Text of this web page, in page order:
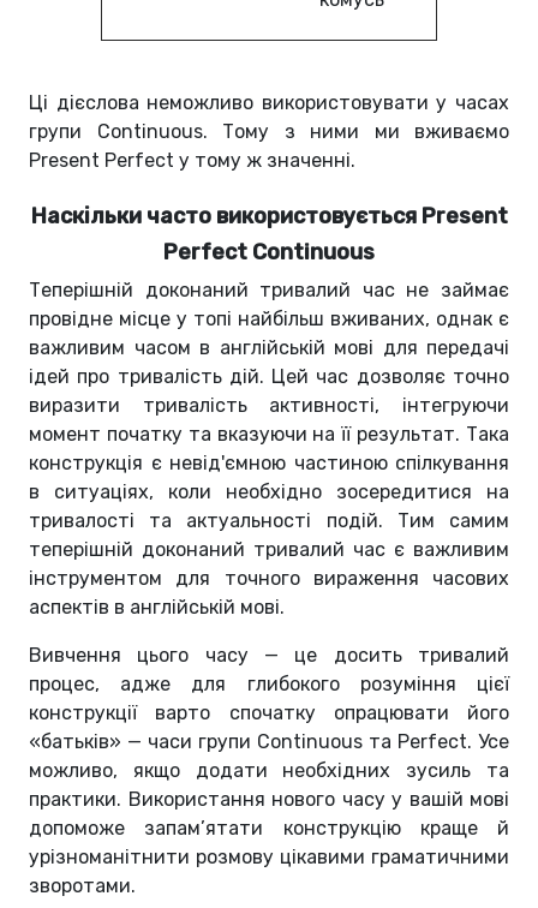
Ці дієслова неможливо використовувати у часах
групи Continuous. Тому з ними ми вживаємо
Present Perfect у тому ж значенні.
Наскільки часто використовується Present
Perfect Continuous
Теперішній доконаний тривалий час не займає
провідне місце у топі найбільш вживаних, однак є
важливим часом в англійській мові для передачі
ідей про тривалість дій. Цей час дозволяє точно
виразити тривалість активності, інтегруючи
момент початку та вказуючи на її результат. Така
конструкція є невід'ємною частиною спілкування
в ситуаціях, коли необхідно зосередитися на
тривалості та актуальності подій. Тим самим
теперішній доконаний тривалий час є важливим
інструментом для точного вираження часових
аспектів в англійській мові.
Вивчення цього часу — це досить тривалий
процес, адже для глибокого розуміння цієї
конструкції варто спочатку опрацювати його
«батьків» — часи групи Continuous та Perfect. Усе
можливо, якщо додати необхідних зусиль та
практики. Використання нового часу у вашій мові
допоможе запам’ятати конструкцію краще й
урізноманітнити розмову цікавими граматичними
зворотами.